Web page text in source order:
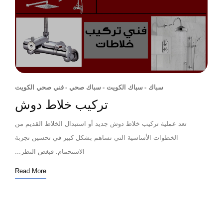
سباك - سباك الكويت - سباك صحي - فني صحي الكويت
تركيب خلاط دوش
تعد عملية تركيب خلاط دوش جديد أو استبدال الخلاط القديم من
الخطوات الأساسية التي تساهم بشكل كبير في تحسين تجربة
الاستحمام. فبغض النظر...
Read More